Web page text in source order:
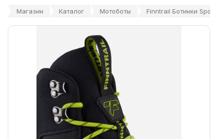
Магазин Каталог Мотоботы Finntrail Ботинки